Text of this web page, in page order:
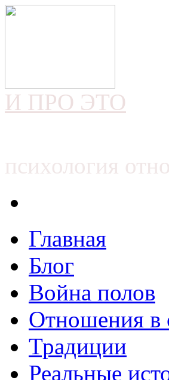
И ПРО ЭТО
психология
Главная
Блог
Война полов
Отношения в
Традиции
Реальные